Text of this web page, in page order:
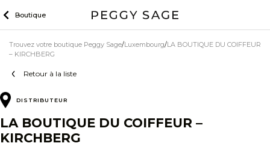
to
Boutique
Retour à la liste
Trouvez votre boutique Peggy Sage Luxembourg LA BOUTIQUE DU COIFFEUR
– KIRCHBERG
DISTRIBUTEUR
LA BOUTIQUE DU COIFFEUR –
KIRCHBERG